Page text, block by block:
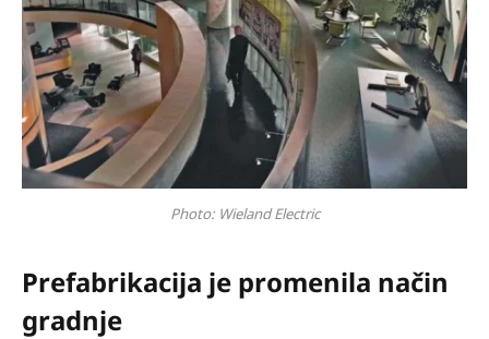
Photo: Wieland Electric
Prefabrikacija je promenila način
gradnje